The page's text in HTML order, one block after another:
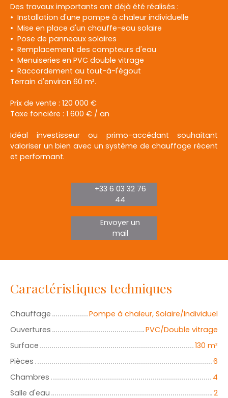
Des travaux importants ont déjà été réalisés :
Installation d'une pompe à chaleur individuelle
Mise en place d'un chauffe-eau solaire
Pose de panneaux solaires
Remplacement des compteurs d'eau
Menuiseries en PVC double vitrage
Raccordement au tout-à-l'égout
Terrain d'environ 60 m².
Prix de vente : 120 000 €
Taxe foncière : 1 600 € / an
Idéal investisseur ou primo-accédant souhaitant
valoriser un bien avec un système de chauffage récent
et performant.
+33 6 03 32 76
44
Envoyer un
mail
Caractéristiques techniques
Chauffage
Pompe à chaleur, Solaire/Individuel
Ouvertures
PVC/Double vitrage
Surface
130 m²
Pièces
6
Chambres
4
Salle d'eau
2